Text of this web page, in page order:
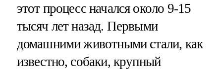
этот процесс начался около 9-15
тысяч лет назад. Первыми
домашними животными стали, как
известно, собаки, крупный